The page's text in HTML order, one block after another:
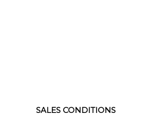
SALES CONDITIONS